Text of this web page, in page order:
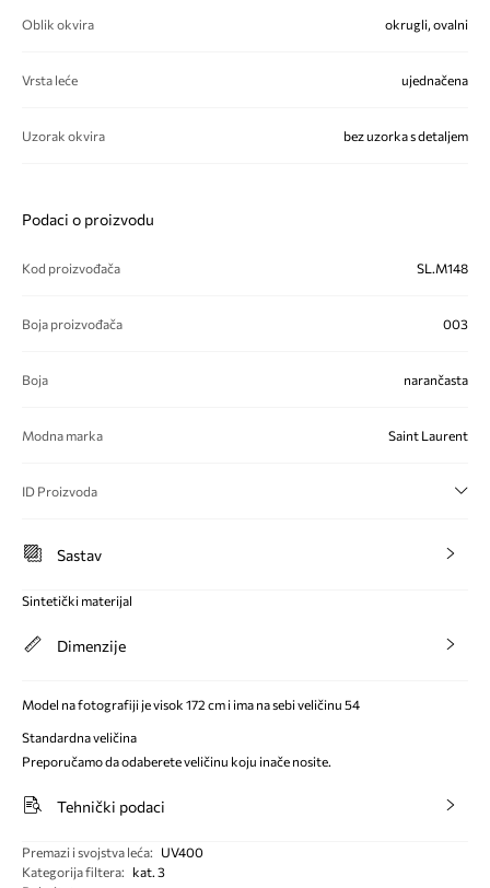
Oblik okvira okrugli, ovalni
Vrsta leće ujednačena
Uzorak okvira bez uzorka s detaljem
Podaci o proizvodu
Kod proizvođača SL.M148
Boja proizvođača 003
Boja narančasta
Modna marka Saint Laurent
ID Proizvoda
Sastav
Sintetički materijal
Dimenzije
Model na fotografiji je visok 172 cm i ima na sebi veličinu 54
Standardna veličina
Preporučamo da odaberete veličinu koju inače nosite.
Tehnički podaci
Premazi i svojstva leća:
UV400
Kategorija filtera:
kat. 3